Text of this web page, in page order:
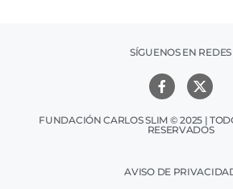
SÍGUENOS EN REDES
FUNDACIÓN CARLOS SLIM © 2025 |
RESERVADOS
AVISO DE